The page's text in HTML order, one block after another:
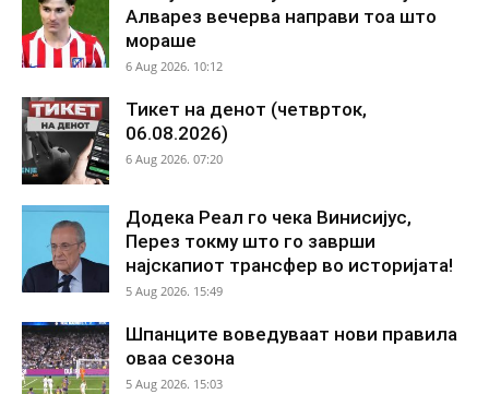
Алварез вечерва направи тоа што
мораше
6 Aug 2026. 10:12
Тикет на денот (четврток,
06.08.2026)
6 Aug 2026. 07:20
Додека Реал го чека Винисијус,
Перез токму што го заврши
најскапиот трансфер во историјата!
5 Aug 2026. 15:49
Шпанците воведуваат нови правила
оваа сезона
5 Aug 2026. 15:03